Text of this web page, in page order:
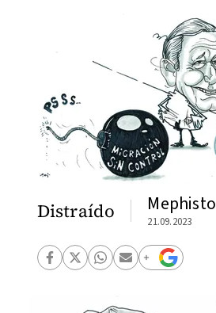
Distraído Mephisto
21.09.2023